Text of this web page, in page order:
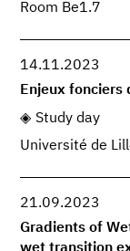
Room Be1.7
14.11.2023
Enjeux
Study day
Université de
21.09.2023
Gradients of